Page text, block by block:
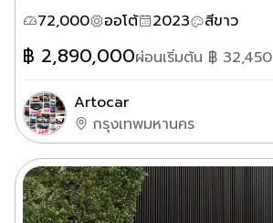
72,000 ออโต้ 2023 สีขาว
฿ 2,890,000ผ่อนเริ่มต้น ฿ 32,450
Artocar
กรุงเทพมหานคร